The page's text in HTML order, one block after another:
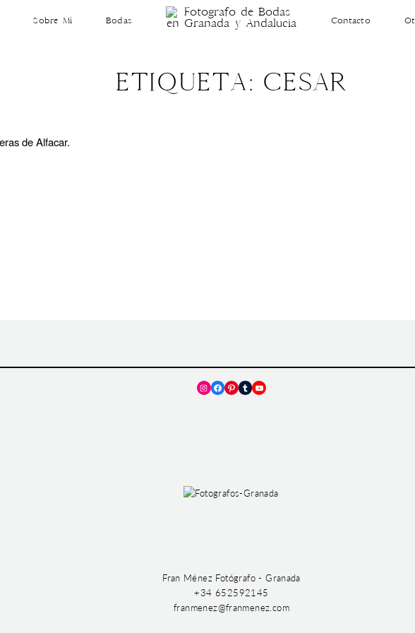
Sobre Mí Bodas Contacto
ETIQUETA: CESAR
Instagram
Facebook
Pinterest
TumblrYouTube
Fran Ménez Fotógrafo - Granada
+34 652592145
franmenez@franmenez.com